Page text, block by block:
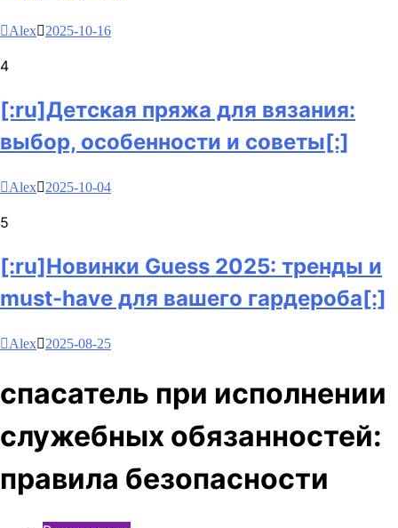
Alex 2025-10-16
4
[:ru]Детская пряжа для вязания:
выбор, особенности и советы[:]
Alex 2025-10-04
5
[:ru]Новинки Guess 2025: тренды и
must-have для вашего гардероба[:]
Alex 2025-08-25
спасатель при исполнении
служебных обязанностей:
правила безопасности